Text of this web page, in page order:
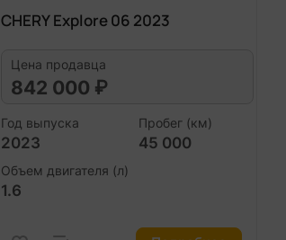
CHERY Explore 06 2023
Цена продавца
842 000 ₽
Год выпуска
2023
Пробег (км)
45 000
Объем двигателя (л)
1.6